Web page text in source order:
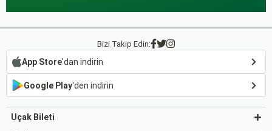
Bizi Takip Edin:
App Store'dan indirin
Google Play'den indirin
Uçak Bileti